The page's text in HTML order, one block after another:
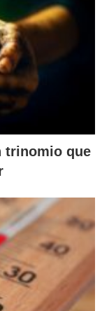
trinomio que